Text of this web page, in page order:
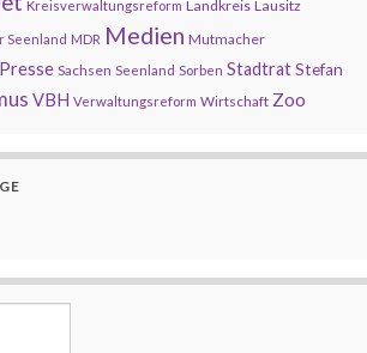
Kreisverwaltungsreform Landkreis Lausitz
Seenland MDR Medien Mutmacher
Presse Sachsen Seenland Sorben StadtratStefan
VBH Verwaltungsreform Wirtschaft Zoo